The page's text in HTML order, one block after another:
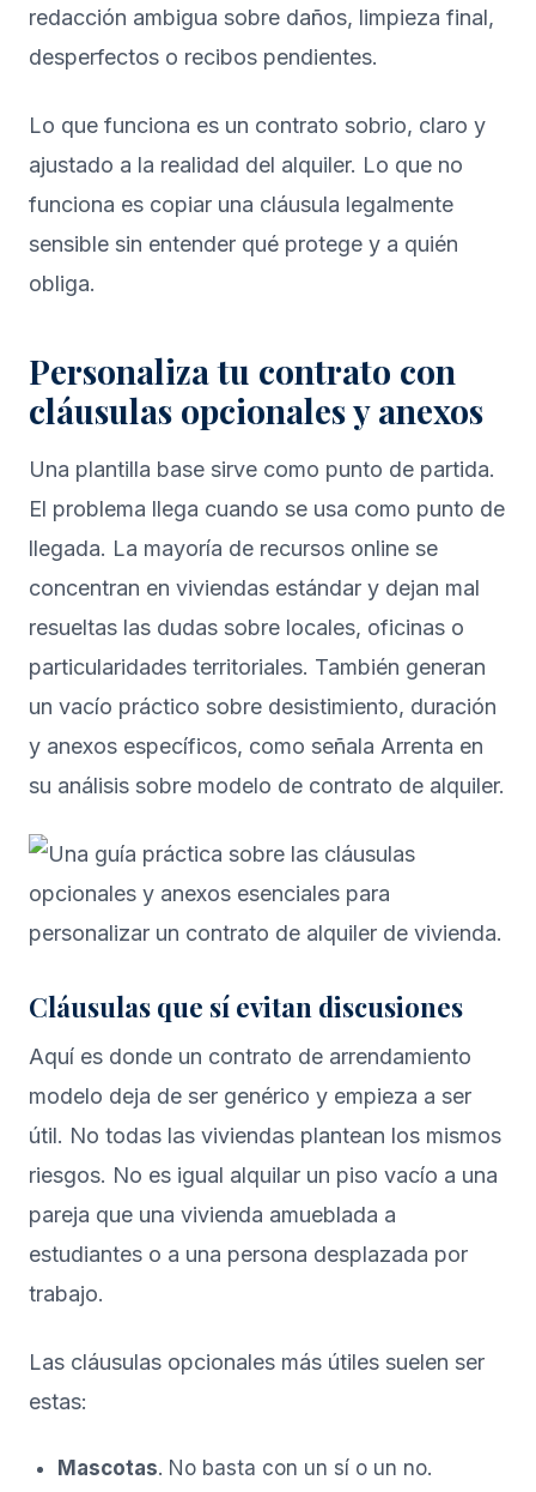
redacción ambigua sobre daños, limpieza final,
desperfectos o recibos pendientes.
Lo que funciona es un contrato sobrio, claro y
ajustado a la realidad del alquiler. Lo que no
funciona es copiar una cláusula legalmente
sensible sin entender qué protege y a quién
obliga.
Personaliza tu contrato con
cláusulas opcionales y anexos
Una plantilla base sirve como punto de partida.
El problema llega cuando se usa como punto de
llegada. La mayoría de recursos online se
concentran en viviendas estándar y dejan mal
resueltas las dudas sobre locales, oficinas o
particularidades territoriales. También generan
un vacío práctico sobre desistimiento, duración
y anexos específicos, como señala Arrenta en
su análisis sobre modelo de contrato de alquiler.
Cláusulas que sí evitan discusiones
Aquí es donde un contrato de arrendamiento
modelo deja de ser genérico y empieza a ser
útil. No todas las viviendas plantean los mismos
riesgos. No es igual alquilar un piso vacío a una
pareja que una vivienda amueblada a
estudiantes o a una persona desplazada por
trabajo.
Las cláusulas opcionales más útiles suelen ser
estas:
Mascotas. No basta con un sí o un no.